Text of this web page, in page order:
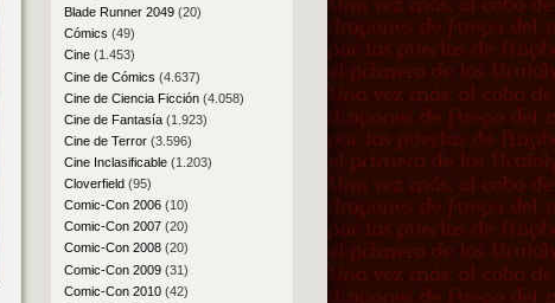
Blade Runner 2049(20)
Cómics (49)
Cine(1.453)
Cine de Cómics (4.637)
Cine de Ciencia Ficción(4.058)
Cine de Fantasía(1.923)
Cine de Terror(3.596)
Cine Inclasificable(1.203)
Cloverfield(95)
Comic-Con 2006(10)
Comic-Con 2007(20)
Comic-Con 2008(20)
Comic-Con 2009(31)
Comic-Con 2010(42)